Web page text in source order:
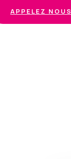
APPELEZ NOUS